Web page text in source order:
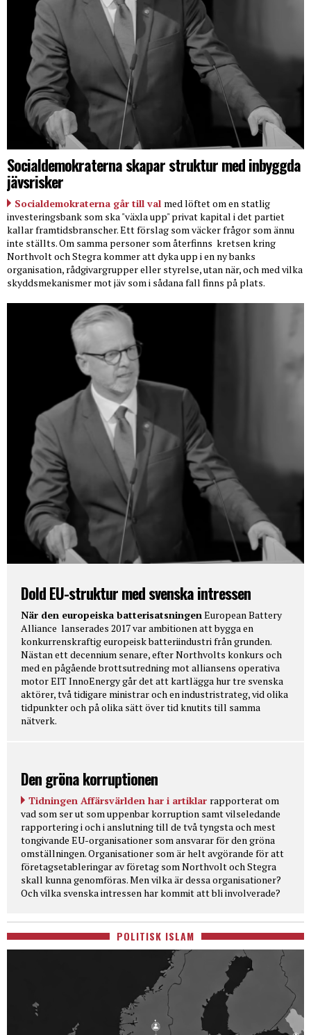
Socialdemokraterna skapar struktur med inbyggda
jävsrisker
Socialdemokraterna går till val med löftet om en statlig
investeringsbank som ska "växla upp" privat kapital i det partiet
kallar framtidsbranscher. Ett förslag som väcker frågor som ännu
inte ställts. Om samma personer som återfinns kretsen kring
Northvolt och Stegra kommer att dyka upp i en ny banks
organisation, rådgivargrupper eller styrelse, utan när, och med vilka
skyddsmekanismer mot jäv som i sådana fall finns på plats.
Dold EU-struktur med svenska intressen
När den europeiska batterisatsningenEuropean Battery
Alliance lanserades 2017 var ambitionen att bygga en
konkurrenskraftig europeisk batteriindustri från grunden.
Nästan ett decennium senare, efter Northvolts konkurs och
med en pågående brottsutredning mot alliansens operativa
motor EIT InnoEnergy går det att kartlägga hur tre svenska
aktörer, två tidigare ministrar och en industristrateg, vid olika
tidpunkter och på olika sätt över tid knutits till samma
nätverk.
Den gröna korruptionen
Tidningen Affärsvärlden har i artiklar rapporterat om
vad som ser ut som uppenbar korruption samt vilseledande
rapportering i och i anslutning till de två tyngsta och mest
tongivande EU-organisationer som ansvarar för den gröna
omställningen. Organisationer som är helt avgörande för att
företagsetableringar av företag som Northvolt och Stegra
skall kunna genomföras. Men vilka är dessa organisationer?
Och vilka svenska intressen har kommit att bli involverade?
POLITISK ISLAM